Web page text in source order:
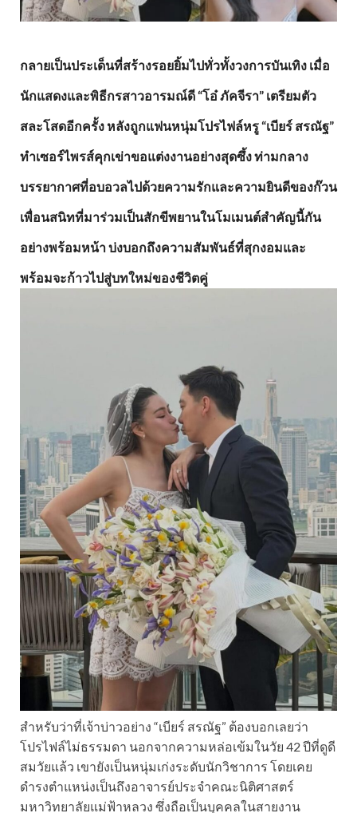
กลายเป็นประเด็นที่สร้างรอยยิ้มไปทั่วทั้งวงการบันเทิง เมื่อ
นักแสดงและพิธีกรสาวอารมณ์ดี “โอ๋ ภัคจีรา” เตรียมตัว
สละโสดอีกครั้ง หลังถูกแฟนหนุ่มโปรไฟล์หรู “เบียร์ สรณัฐ”
ทำเซอร์ไพรส์คุกเข่าขอแต่งงานอย่างสุดซึ้ง ท่ามกลาง
บรรยากาศที่อบอวลไปด้วยความรักและความยินดีของก๊วน
เพื่อนสนิทที่มาร่วมเป็นสักขีพยานในโมเมนต์สำคัญนี้กัน
อย่างพร้อมหน้า บ่งบอกถึงความสัมพันธ์ที่สุกงอมและ
พร้อมจะก้าวไปสู่บทใหม่ของชีวิตคู่
สำหรับว่าที่เจ้าบ่าวอย่าง “เบียร์ สรณัฐ” ต้องบอกเลยว่า
โปรไฟล์ไม่ธรรมดา นอกจากความหล่อเข้มในวัย 42 ปีที่ดูดี
สมวัยแล้ว เขายังเป็นหนุ่มเก่งระดับนักวิชาการ โดยเคย
ดำรงตำแหน่งเป็นถึงอาจารย์ประจำคณะนิติศาสตร์
มหาวิทยาลัยแม่ฟ้าหลวง ซึ่งถือเป็นบุคคลในสายงาน